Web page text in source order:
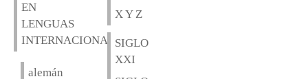
EN
LENGUAS
INTERNACIONALES
alemán
X Y Z
SIGLO
XXI